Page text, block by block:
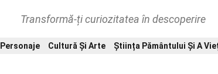
Transformă-ți curiozitatea în descoperire
Personaje Cultură Și Arte Știința Pământului Și A